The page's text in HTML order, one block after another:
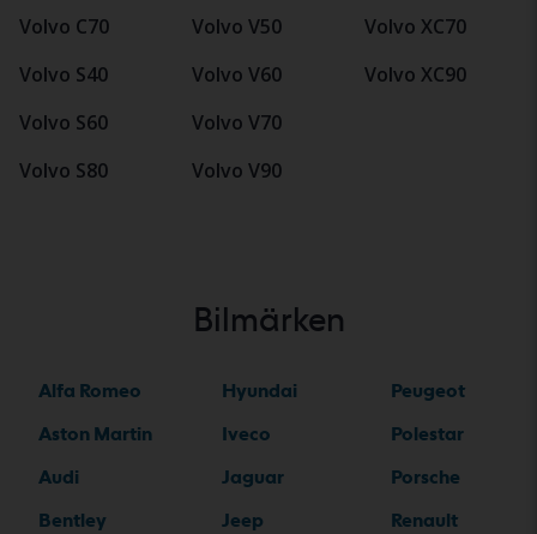
Volvo C70
Volvo S40
Volvo S60
Volvo S80
Volvo V50
Volvo V60
Volvo V70
Volvo V90
Volvo XC70
Volvo XC90
Bilmärken
Alfa Romeo
Aston Martin
Audi
Bentley
Hyundai
Iveco
Jaguar
Jeep
Peugeot
Polestar
Porsche
Renault